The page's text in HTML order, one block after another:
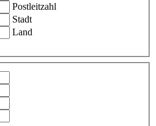
Postleitzahl
Stadt
Land